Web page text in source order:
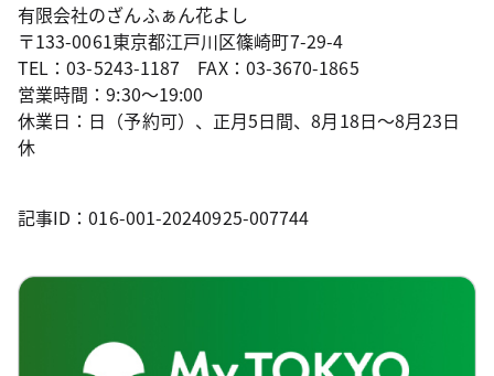
有限会社のざんふぁん花よし
〒133-0061東京都江戸川区篠崎町7-29-4
TEL：03-5243-1187 FAX：03-3670-1865
営業時間：9:30～19:00
休業日：日（予約可）、正月5日間、8月18日～8月23日
休
記事ID：016-001-20240925-007744